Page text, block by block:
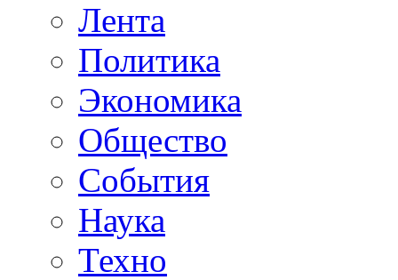
Лента
Политика
Экономика
Общество
События
Наука
Техно